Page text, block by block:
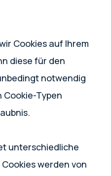
Cookies auf Ihrem
diese für den
notwendig
Cookie-Typen
unterschiedliche
werden von